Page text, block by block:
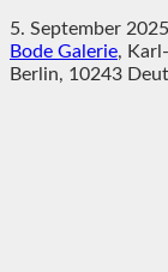
5. September 2025
Bode Galerie,
Berlin, 10243